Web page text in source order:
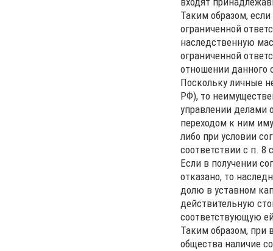
Таким образом,
ограниченной
наследственную
ограниченной
отношении данного
Поскольку личные
РФ), то
управлении делами
переходом к ним
либо при условии
соответствии с п. 8
Если в получении
отказано, то
долю в уставном
действительную
соответствующую
Таким образом, при
общества наличие